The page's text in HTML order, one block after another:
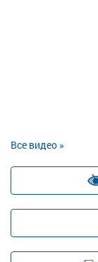
Все видео »